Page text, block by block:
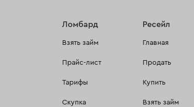
Ломбард
Взять займ
Прайс-лист
Тарифы
Скупка
Ресейл
Главная
Продать
Купить
Взять займ